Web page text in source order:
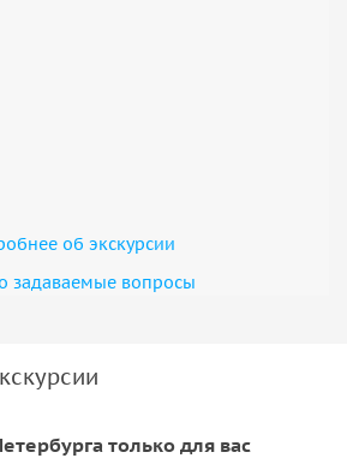
об экскурсии
задаваемые вопросы
только для вас